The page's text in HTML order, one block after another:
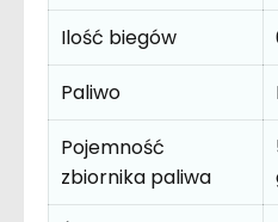
Ilość biegów
Paliwo
Pojemność
zbiornika paliwa